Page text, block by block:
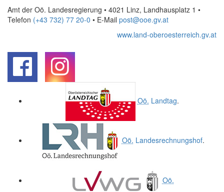
Amt der Oö. Landesregierung • 4021 Linz, Landhausplatz 1 •
Telefon (+43 732) 77 20-0 • E-Mail post@ooe.gv.at
www.land-oberoesterreich.gv.at
Oö. Landtag.
Oö. Landesrechnungshof.
Oö.